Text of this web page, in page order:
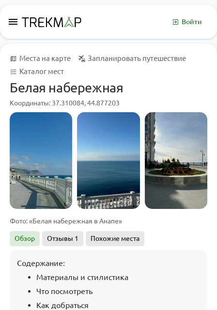
menu Войти
Места на карте
Запланировать путешествие
Каталог мест
Белая набережная
Координаты: 37.310084, 44.877203
Фото: «Белая набережная в Анапе»
Обзор Отзывы 1 Похожие места
Содержание:
Материалы и стилистика
Что посмотреть
Как добраться